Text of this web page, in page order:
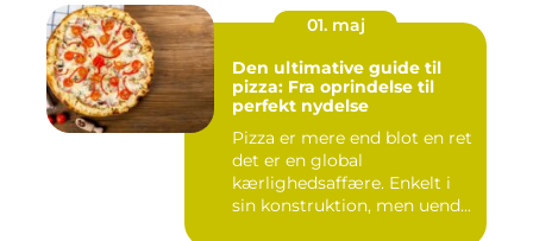
01. maj
Den ultimative guide til
pizza: Fra oprindelse til
perfekt nydelse
Pizza er mere end blot en ret
det er en global
kærlighedsaffære. Enkelt i
sin konstruktion, men uend...